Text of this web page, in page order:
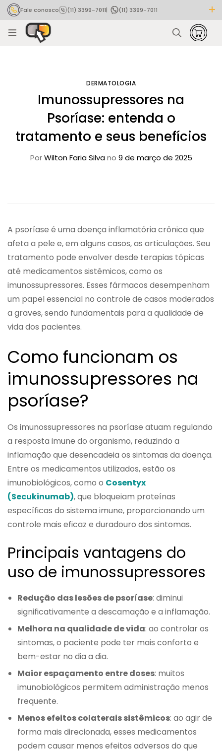
Fale conosco (11) 3399-7011|
(11) 3399-7011
Rastrear pedido
DERMATOLOGIA
Imunossupressores na
Psoríase: entenda o
tratamento e seus benefícios
PorWilton Faria Silva no 9 de março de 2025
A psoríase é uma doença inflamatória crônica que
afeta a pele e, em alguns casos, as articulações. Seu
tratamento pode envolver desde terapias tópicas
até medicamentos sistêmicos, como os
imunossupressores. Esses fármacos desempenham
um papel essencial no controle de casos moderados
a graves, sendo fundamentais para a qualidade de
vida dos pacientes.
Como funcionam os
imunossupressores na
psoríase?
Os imunossupressores na psoríase atuam regulando
a resposta imune do organismo, reduzindo a
inflamação que desencadeia os sintomas da doença.
Entre os medicamentos utilizados, estão os
imunobiológicos, como o Cosentyx
(Secukinumab), que bloqueiam proteínas
específicas do sistema imune, proporcionando um
controle mais eficaz e duradouro dos sintomas.
Principais vantagens do
uso de imunossupressores
Redução das lesões de psoríase: diminui
significativamente a descamação e a inflamação.
Melhora na qualidade de vida: ao controlar os
sintomas, o paciente pode ter mais conforto e
bem-estar no dia a dia.
Maior espaçamento entre doses: muitos
imunobiológicos permitem administração menos
frequente.
Menos efeitos colaterais sistêmicos: ao agir de
forma mais direcionada, esses medicamentos
podem causar menos efeitos adversos do que